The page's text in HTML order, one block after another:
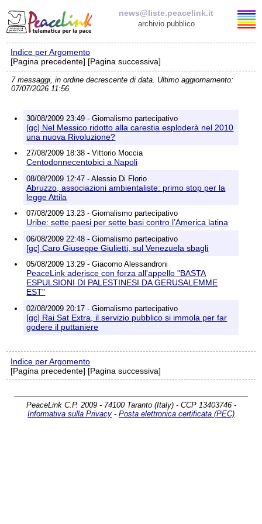
news@liste.peacelink.it
archivio pubblico
Elenco delle liste
news@liste.peacelink.it
Policy delle liste di PeaceLink
Informativa sulla privacy
Richieste di rimozione
Indice per Argomento
[Pagina precedente] [Pagina successiva]
7 messaggi, in ordine decrescente di data. Ultimo aggiornamento:
07/07/2026 11:56
30/08/2009 23:49 - Giornalismo partecipativo
[gc] Nel Messico ridotto alla carestia esploderà nel 2010
una nuova Rivoluzione?
27/08/2009 18:38 - Vittorio Moccia
Centodonnecentobici a Napoli
08/08/2009 12:47 - Alessio Di Florio
Abruzzo, associazioni ambientaliste: primo stop per la
legge Attila
07/08/2009 13:23 - Giornalismo partecipativo
Uribe: sette paesi per sette basi contro l’America latina
06/08/2009 22:48 - Giornalismo partecipativo
[gc] Caro Giuseppe Giulietti, sul Venezuela sbagli
05/08/2009 13:29 - Giacomo Alessandroni
PeaceLink aderisce con forza all'appello "BASTA
ESPULSIONI DI PALESTINESI DA GERUSALEMME
EST"
02/08/2009 20:17 - Giornalismo partecipativo
[gc] Rai Sat Extra, il servizio pubblico si immola per far
godere il puttaniere
Indice per Argomento
[Pagina precedente] [Pagina successiva]
PeaceLink C.P. 2009 - 74100 Taranto (Italy) - CCP 13403746 -
Informativa sulla Privacy - Posta elettronica certificata (PEC)